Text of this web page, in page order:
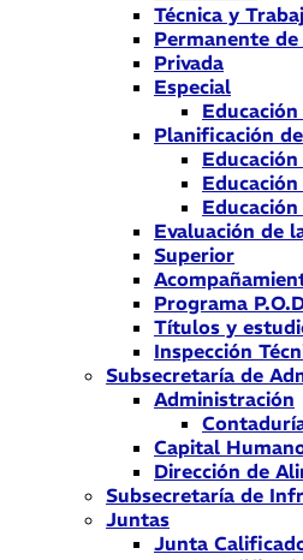
Técnica y
Permanente
Privada
Especial
Planificación
Educación
Evaluación de
Superior
Programa
Títulos y
Inspección
Subsecretaría de
Administración
Capital
Dirección de
Subsecretaría de
Juntas
Junta